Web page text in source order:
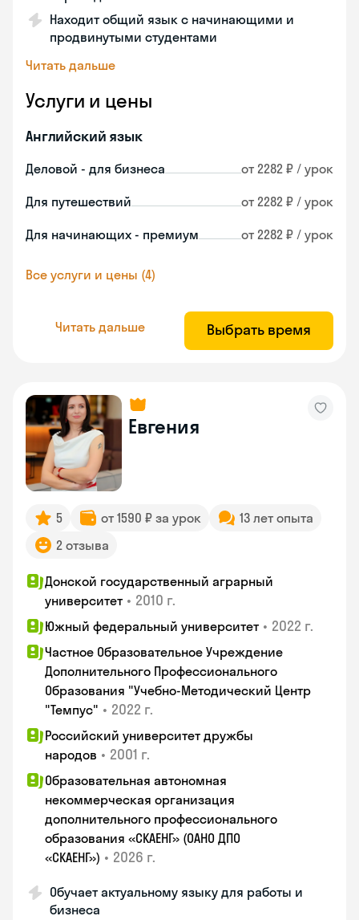
Находит общий язык с начинающими и
продвинутыми студентами
Читать дальше
Услуги и цены
Английский язык
Деловой - для бизнеса от 2282 ₽ / урок
Для путешествий от 2282 ₽ / урок
Для начинающих - премиум от 2282 ₽ / урок
Все услуги и цены (4)
Читать дальше Выбрать время
Евгения
5 от 1590 ₽ за урок
13 лет опыта
2 отзыва
Донской государственный аграрный
университет • 2010 г.
Южный федеральный университет • 2022 г.
Частное Образовательное Учреждение
Дополнительного Профессионального
Образования "Учебно-Методический Центр
"Темпус" • 2022 г.
Российский университет дружбы
народов • 2001 г.
Образовательная автономная
некоммерческая организация
дополнительного профессионального
образования «СКАЕНГ» (ОАНО ДПО
«СКАЕНГ») • 2026 г.
Обучает актуальному языку для работы и
бизнеса